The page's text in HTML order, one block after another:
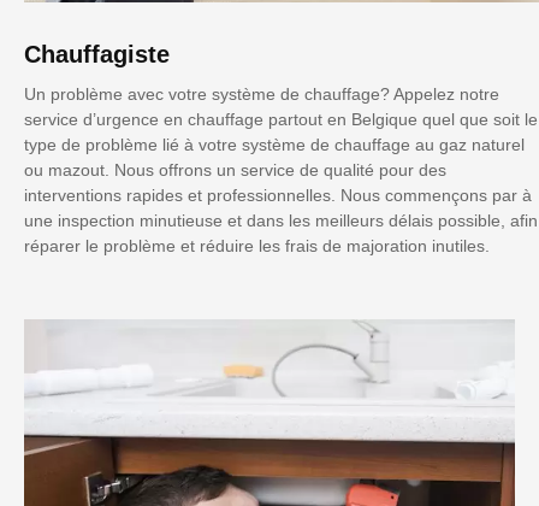
Chauffagiste
Un problème avec votre système de chauffage? Appelez notre
service d’urgence en chauffage partout en Belgique quel que soit le
type de problème lié à votre système de chauffage au gaz naturel
ou mazout. Nous offrons un service de qualité pour des
interventions rapides et professionnelles. Nous commençons par à
une inspection minutieuse et dans les meilleurs délais possible, afin
réparer le problème et réduire les frais de majoration inutiles.